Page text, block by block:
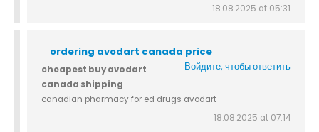
18.08.2025 at 05:31
ordering avodart canada price
Войдите, чтобы ответить
cheapest buy avodart
canada shipping
canadian pharmacy for ed drugs avodart
18.08.2025 at 07:14